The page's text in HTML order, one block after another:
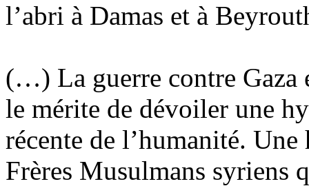
l’abri à Damas et à
(…) La guerre contre Gaza
le mérite de dévoiler une
récente de l’humanité.
Frères Musulmans syriens